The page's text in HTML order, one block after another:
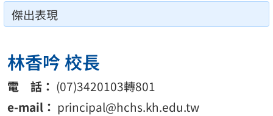
傑出表現
林香吟 校長
電 話： (07)3420103轉801
e-mail： principal@hchs.kh.edu.tw